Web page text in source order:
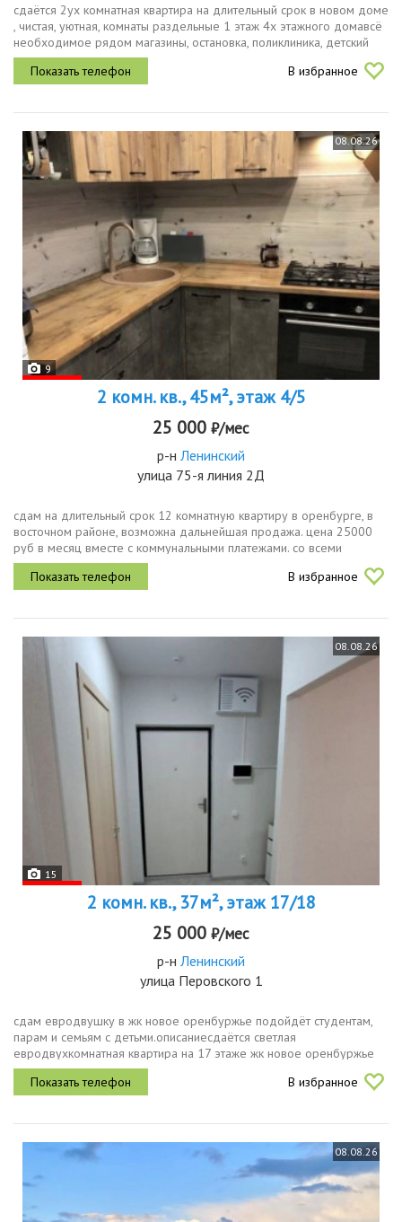
сдаётся 2ух комнатная квартира на длительный срок в новом доме
, чистая, уютная, комнаты раздельные 1 этаж 4х этажного домавсё
необходимое рядом магазины, остановка, поликлиника, детский
сад, школав квартире есть мебель,из техники холодильник,...
В избранное
08.08.26
9
2 комн. кв., 45м², этаж 4/5
25 000 ₽/мес
р-н Ленинский
улица 75-я линия 2Д
сдам на длительный срок 12 комнатную квартиру в оренбурге, в
восточном районе, возможна дальнейшая продажа. цена 25000
руб в месяц вместе с коммунальными платежами. со всеми
вопросами обращайтесь в лс и по телефону
В избранное
08.08.26
15
2 комн. кв., 37м², этаж 17/18
25 000 ₽/мес
р-н Ленинский
улица Перовского 1
сдам евродвушку в жк новое оренбуржье подойдёт студентам,
парам и семьям с детьми.описаниесдаётся светлая
евродвухкомнатная квартира на 17 этаже жк новое оренбуржье
ул. перовского, 1. универсальный вариант для любых жильцов
студентам удобная...
В избранное
08.08.26